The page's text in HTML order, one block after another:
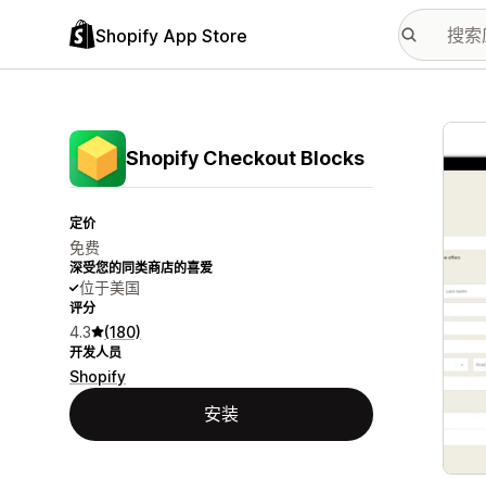
Shopify App Store
Shopify Checkout Blocks
定价
免费
深受您的同类商店的喜爱
位于美国
评分
4.3 (180)
开发人员
Shopify
安装
配图